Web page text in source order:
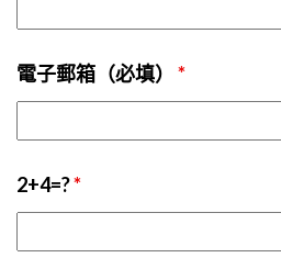
電子郵箱（必填） *
2+4=?*